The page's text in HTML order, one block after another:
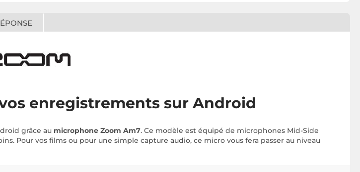
enregistrements sur Android
grâce au microphone Zoom Am7. Ce modèle est équipé de microphones Mid-Side
Pour vos films ou pour une simple capture audio, ce micro vous fera passer au niveau